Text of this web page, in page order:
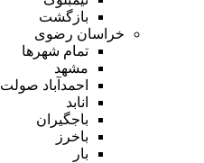
بازگشت
خراسان رضوی
تمام شهر‌ها
مشهد
احمدآباد صولت
انابد
باجگیران
باخرز
بار